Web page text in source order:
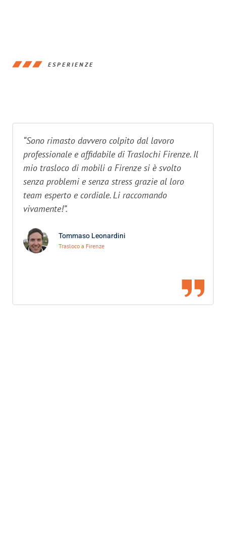
ESPERIENZE
“Sono rimasto davvero colpito dal lavoro
professionale e affidabile di Traslochi Firenze. Il
mio trasloco di mobili a Firenze si è svolto
senza problemi e senza stress grazie al loro
team esperto e cordiale. Li raccomando
vivamente!”.
Tommaso Leonardini
Trasloco a Firenze